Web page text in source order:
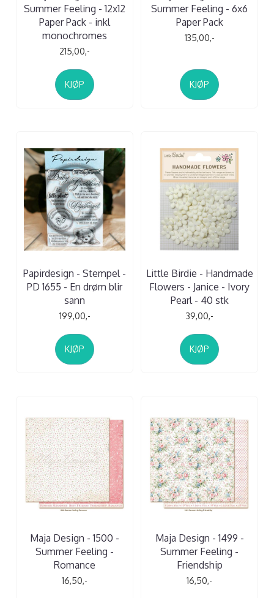
Summer Feeling - 12x12
Paper Pack - inkl
monochromes
215,00,-
KJØP
Summer Feeling - 6x6
Paper Pack
135,00,-
KJØP
Papirdesign - Stempel -
PD 1655 - En drøm blir
sann
199,00,-
KJØP
Little Birdie - Handmade
Flowers - Janice - Ivory
Pearl - 40 stk
39,00,-
KJØP
Maja Design - 1500 -
Summer Feeling -
Romance
16,50,-
Maja Design - 1499 -
Summer Feeling -
Friendship
16,50,-